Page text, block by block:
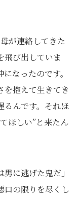
が連絡してきた
飛び出していま
なったのです。
を抱えて生きてき
るんです。それほ
ほしい”と来たん
に逃げた鬼だ」
口の限りを尽くし